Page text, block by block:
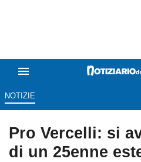
NOTIZIE
Pro Vercelli: si
di un 25enne